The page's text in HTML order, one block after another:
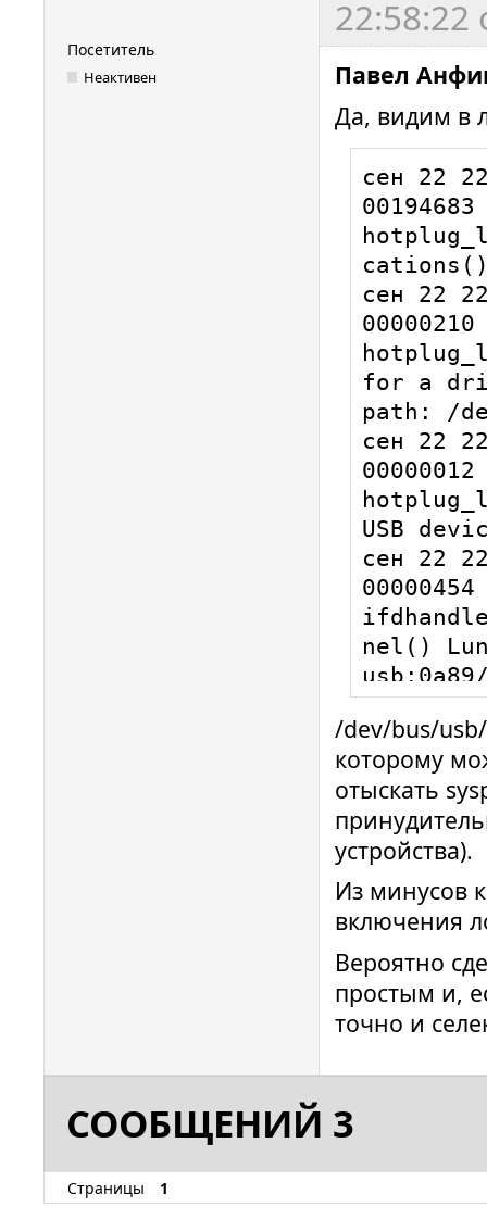
22:58:22
Посетитель
Неактивен
Павел
Да, видим в
сен 22
00194683
cations()
сен 22
00000210
for a
path: /
сен 22
00000012
USB
сен 22
00000454
nel()
22
сен 22
Using
сен 22
00000972
tag:
22 (lun:
сен 22
00000190
сен 22
/dev/bus/
которому
отыскать
устройства).
Из минусов
включения
Вероятно
простым и,
точно и
СООБЩЕНИЙ 3
Страницы 1